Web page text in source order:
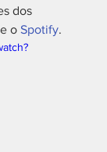
dos
o Spotify.